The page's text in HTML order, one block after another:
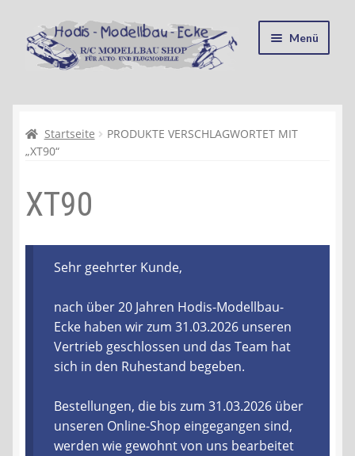
Zur
Navigation
springen
Zum
Inhalt
springen
Menü
Kasse
Recycling, Entsorgung und Umwelt
Shop
Warenkorb
Ablauf einer Bestellung
Zahlungsarten
Startseite
PRODUKTE VERSCHLAGWORTET MIT
„XT90“
XT90
Sehr geehrter Kunde,
nach über 20 Jahren Hodis-Modellbau-
Ecke haben wir zum 31.03.2026 unseren
Vertrieb geschlossen und das Team hat
sich in den Ruhestand begeben.
Bestellungen, die bis zum 31.03.2026 über
unseren Online-Shop eingegangen sind,
werden wie gewohnt von uns bearbeitet